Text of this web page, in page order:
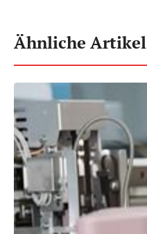
Ähnliche Artikel